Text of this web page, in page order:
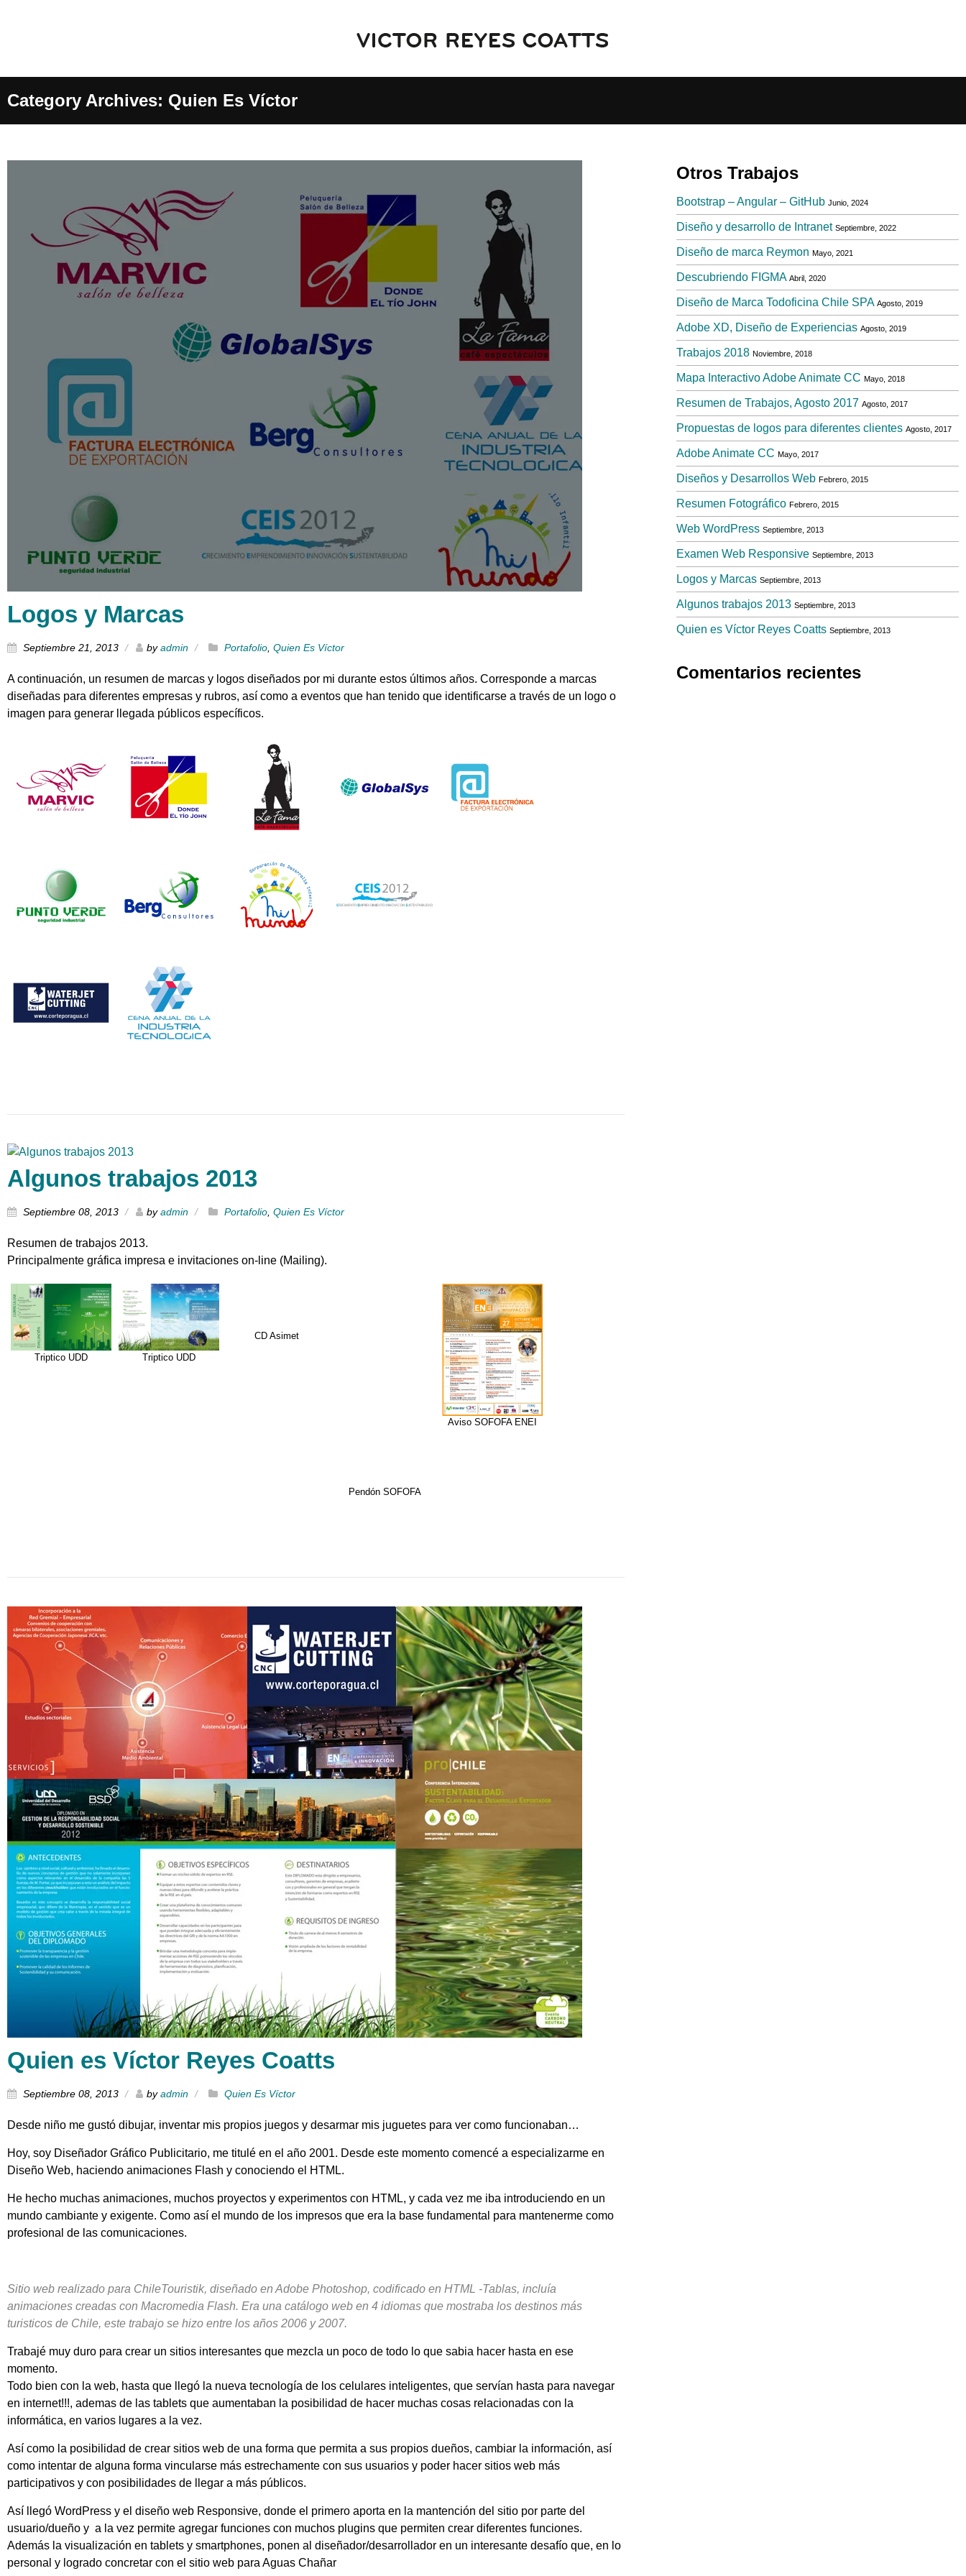
Category Archives: Quien Es Víctor
Logos y Marcas
Septiembre 21, 2013 byadmin Portafolio Quien Es Víctor
A continuación, un resumen de marcas y logos diseñados por mi durante estos últimos años. Corresponde a marcas
diseñadas para diferentes empresas y rubros, así como a eventos que han tenido que identificarse a través de un logo o
imagen para generar llegada públicos específicos.
Algunos trabajos 2013
Septiembre 08, 2013 byadmin Portafolio Quien Es Víctor
Resumen de trabajos 2013.
Principalmente gráfica impresa e invitaciones on-line (Mailing).
Triptico UDD Triptico UDD
CD Asimet
Pendón SOFOFA
Aviso SOFOFA ENEI
Quien es Víctor Reyes Coatts
Septiembre 08, 2013 byadmin Quien Es Víctor
Desde niño me gustó dibujar, inventar mis propios juegos y desarmar mis juguetes para ver como funcionaban…
Hoy, soy Diseñador Gráfico Publicitario, me titulé en el año 2001. Desde este momento comencé a especializarme en
Diseño Web, haciendo animaciones Flash y conociendo el HTML.
He hecho muchas animaciones, muchos proyectos y experimentos con HTML, y cada vez me iba introduciendo en un
mundo cambiante y exigente. Como así el mundo de los impresos que era la base fundamental para mantenerme como
profesional de las comunicaciones.
Sitio web realizado para ChileTouristik, diseñado en Adobe Photoshop, codificado en HTML -Tablas, incluía
animaciones creadas con Macromedia Flash. Era una catálogo web en 4 idiomas que mostraba los destinos más
turisticos de Chile, este trabajo se hizo entre los años 2006 y 2007.
Trabajé muy duro para crear un sitios interesantes que mezcla un poco de todo lo que sabia hacer hasta en ese
momento.
Todo bien con la web, hasta que llegó la nueva tecnología de los celulares inteligentes, que servían hasta para navegar
en internet!!!, ademas de las tablets que aumentaban la posibilidad de hacer muchas cosas relacionadas con la
informática, en varios lugares a la vez.
Así como la posibilidad de crear sitios web de una forma que permita a sus propios dueños, cambiar la información, así
como intentar de alguna forma vincularse más estrechamente con sus usuarios y poder hacer sitios web más
participativos y con posibilidades de llegar a más públicos.
Así llegó WordPress y el diseño web Responsive, donde el primero aporta en la mantención del sitio por parte del
usuario/dueño y a la vez permite agregar funciones con muchos plugins que permiten crear diferentes funciones.
Además la visualización en tablets y smartphones, ponen al diseñador/desarrollador en un interesante desafío que, en lo
personal y logrado concretar con el sitio web para Aguas Chañar
Otros Trabajos
Bootstrap – Angular – GitHub Junio, 2024
Diseño y desarrollo de Intranet Septiembre, 2022
Diseño de marca Reymon Mayo, 2021
Descubriendo FIGMA Abril, 2020
Diseño de Marca Todoficina Chile SPA Agosto, 2019
Adobe XD, Diseño de Experiencias Agosto, 2019
Trabajos 2018 Noviembre, 2018
Mapa Interactivo Adobe Animate CC Mayo, 2018
Resumen de Trabajos, Agosto 2017 Agosto, 2017
Propuestas de logos para diferentes clientes Agosto, 2017
Adobe Animate CC Mayo, 2017
Diseños y Desarrollos Web Febrero, 2015
Resumen Fotográfico Febrero, 2015
Web WordPress Septiembre, 2013
Examen Web Responsive Septiembre, 2013
Logos y Marcas Septiembre, 2013
Algunos trabajos 2013 Septiembre, 2013
Quien es Víctor Reyes Coatts Septiembre, 2013
Comentarios recientes